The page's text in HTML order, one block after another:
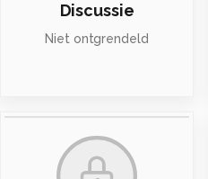
Discussie
Niet ontgrendeld